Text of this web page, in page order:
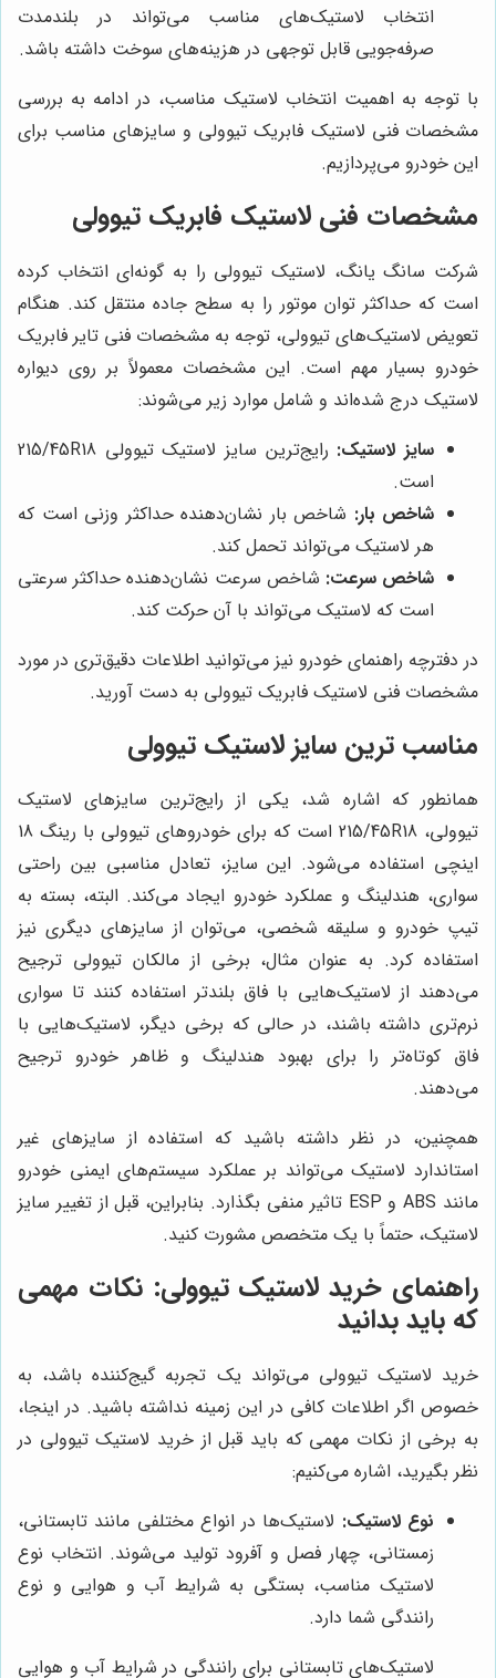
انتخاب لاستیک‌های مناسب می‌تواند در بلندمدت
صرفه‌جویی قابل توجهی در هزینه‌های سوخت داشته باشد.
با توجه به اهمیت انتخاب لاستیک مناسب، در ادامه به بررسی
مشخصات فنی لاستیک فابریک تیوولی و سایزهای مناسب برای
این خودرو می‌پردازیم.
مشخصات فنی لاستیک فابریک تیوولی
شرکت سانگ یانگ، لاستیک تیوولی را به گونه‌ای انتخاب کرده
است که حداکثر توان موتور را به سطح جاده منتقل کند. هنگام
تعویض لاستیک‌های تیوولی، توجه به مشخصات فنی تایر فابریک
خودرو بسیار مهم است. این مشخصات معمولاً بر روی دیواره
لاستیک درج شده‌اند و شامل موارد زیر می‌شوند:
سایز لاستیک:
رایج‌ترین سایز لاستیک تیوولی 215/45R18
است.
شاخص بار: شاخص بار نشان‌دهنده حداکثر وزنی است که
هر لاستیک می‌تواند تحمل کند.
شاخص سرعت: شاخص سرعت نشان‌دهنده حداکثر سرعتی
است که لاستیک می‌تواند با آن حرکت کند.
در دفترچه راهنمای خودرو نیز می‌توانید اطلاعات دقیق‌تری در مورد
مشخصات فنی لاستیک فابریک تیوولی به دست آورید.
مناسب ترین سایز لاستیک تیوولی
همانطور که اشاره شد، یکی از رایج‌ترین سایزهای لاستیک
تیوولی، 215/45R18
است که برای خودروهای تیوولی با رینگ 18
اینچی استفاده می‌شود. این سایز، تعادل مناسبی بین راحتی
سواری، هندلینگ و عملکرد خودرو ایجاد می‌کند. البته، بسته به
تیپ خودرو و سلیقه شخصی، می‌توان از سایزهای دیگری نیز
استفاده کرد. به عنوان مثال، برخی از مالکان تیوولی ترجیح
می‌دهند از لاستیک‌هایی با فاق بلندتر استفاده کنند تا سواری
نرم‌تری داشته باشند، در حالی که برخی دیگر، لاستیک‌هایی با
فاق کوتاه‌تر را برای بهبود هندلینگ و ظاهر خودرو ترجیح
می‌دهند.
همچنین، در نظر داشته باشید که استفاده از سایزهای غیر
استاندارد لاستیک می‌تواند بر عملکرد سیستم‌های ایمنی خودرو
مانند ABS و ESP تاثیر منفی بگذارد. بنابراین، قبل از تغییر سایز
لاستیک، حتماً با یک متخصص مشورت کنید.
راهنمای خرید لاستیک تیوولی: نکات مهمی
که باید بدانید
خرید لاستیک تیوولی می‌تواند یک تجربه گیج‌کننده باشد، به
خصوص اگر اطلاعات کافی در این زمینه نداشته باشید. در اینجا،
به برخی از نکات مهمی که باید قبل از خرید لاستیک تیوولی در
نظر بگیرید، اشاره می‌کنیم:
نوع لاستیک: لاستیک‌ها در انواع مختلفی مانند تابستانی،
زمستانی، چهار فصل و آفرود تولید می‌شوند. انتخاب نوع
لاستیک مناسب، بستگی به شرایط آب و هوایی و نوع
رانندگی شما دارد.
لاستیک‌های تابستانی برای رانندگی در شرایط آب و هوایی